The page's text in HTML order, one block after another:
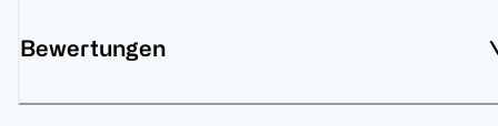
Bewertungen